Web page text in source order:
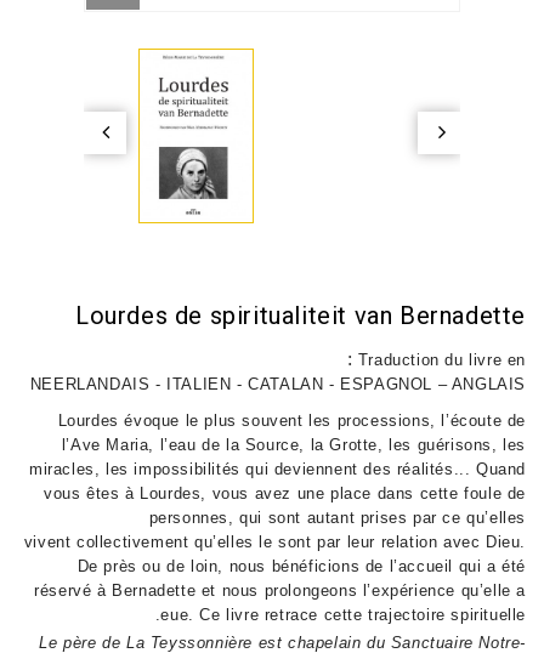
Lourdes de spiritualiteit van Bernadette
Traduction du livre en
:
NEERLANDAIS - ITALIEN - CATALAN - ESPAGNOL – ANGLAIS
Lourdes évoque le plus souvent les processions, l’écoute de
l’Ave Maria, l’eau de la Source, la Grotte, les guérisons, les
miracles, les impossibilités qui deviennent des réalités... Quand
vous êtes à Lourdes, vous avez une place dans cette foule de
personnes, qui sont autant prises par ce qu’elles
vivent collectivement qu’elles le sont par leur relation avec Dieu.
De près ou de loin, nous bénéficions de l’accueil qui a été
réservé à Bernadette et nous prolongeons l’expérience qu’elle a
eue. Ce livre retrace cette trajectoire spirituelle.
Le père de La Teyssonnière est chapelain du Sanctuaire Notre-